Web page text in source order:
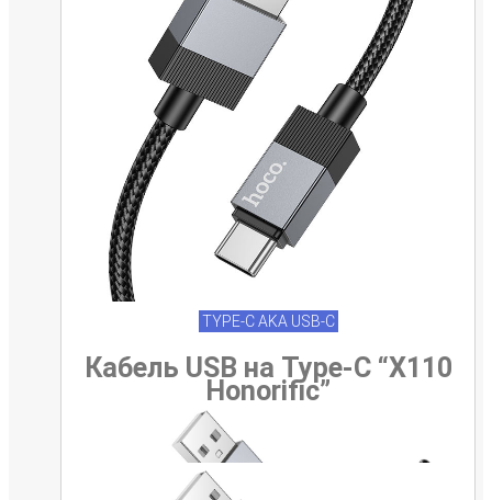
TYPE-C AKA USB-C
Кабель USB на Type-C “X110
Honorific”